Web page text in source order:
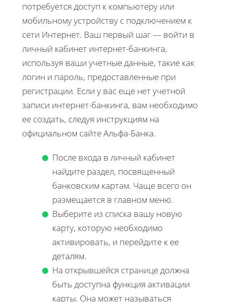
потребуется доступ к компьютеру или
мобильному устройству с подключением к
сети Интернет. Ваш первый шаг — войти в
личный кабинет интернет-банкинга,
используя ваши учетные данные, такие как
логин и пароль, предоставленные при
регистрации. Если у вас еще нет учетной
записи интернет-банкинга, вам необходимо
ее создать, следуя инструкциям на
официальном сайте Альфа-Банка.
После входа в личный кабинет
найдите раздел, посвященный
банковским картам. Чаще всего он
размещается в главном меню.
Выберите из списка вашу новую
карту, которую необходимо
активировать, и перейдите к ее
деталям.
На открывшейся странице должна
быть доступна функция активации
карты. Она может называться